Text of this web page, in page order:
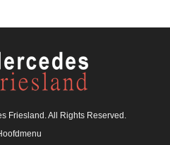
Friesland. All Rights Reserved.